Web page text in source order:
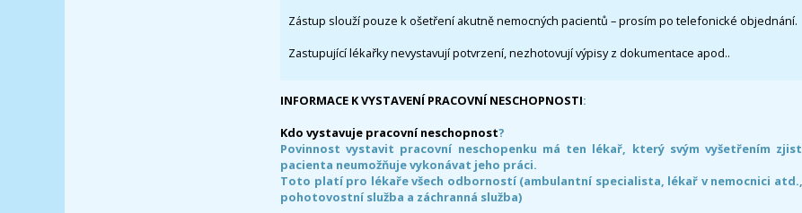
Zástup slouží pouze k ošetření akutně nemocných pacientů – prosím po telefonické objednání.
Zastupující lékařky nevystavují potvrzení, nezhotovují výpisy z dokumentace apod..
INFORMACE K VYSTAVENÍ PRACOVNÍ NESCHOPNOSTI:
Kdo vystavuje pracovní neschopnost?
Povinnost vystavit pracovní neschopenku má ten lékař, který svým vyšetřením
pacienta neumožňuje vykonávat jeho práci.
Toto platí pro lékaře všech odborností (ambulantní specialista, lékař v nemocnici
pohotovostní služba a záchranná služba)